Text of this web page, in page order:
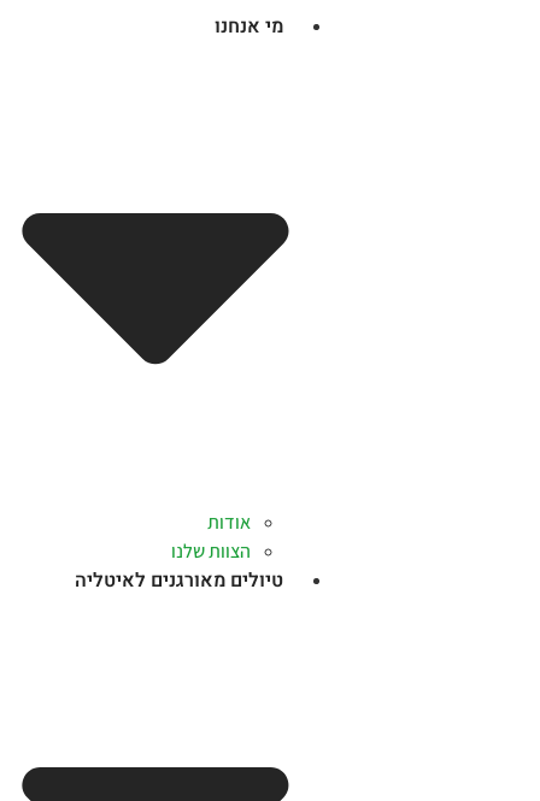
מי אנחנו
אודות
הצוות שלנו
טיולים מאורגנים לאיטליה